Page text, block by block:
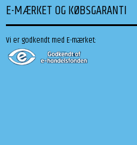
E-MÆRKET OG KØBSGARANTI
Vi er godkendt med E-mærket: